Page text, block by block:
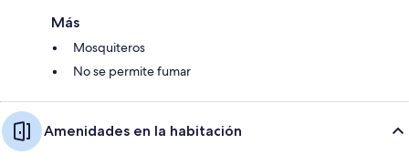
Más
Mosquiteros
No se permite fumar
Amenidades en la habitación